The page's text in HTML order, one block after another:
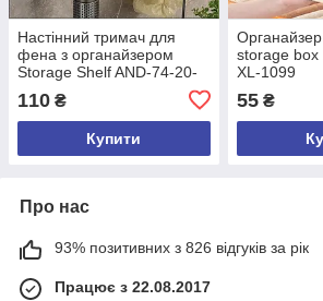
Настінний тримач для
фена з органайзером
Storage Shelf AND-74-20-
110 ₴
Купити
Органайзер
storage box
XL-1099
55₴
Про нас
93% позитивних з 826 відгуків за рік
Працює з 22.08.2017